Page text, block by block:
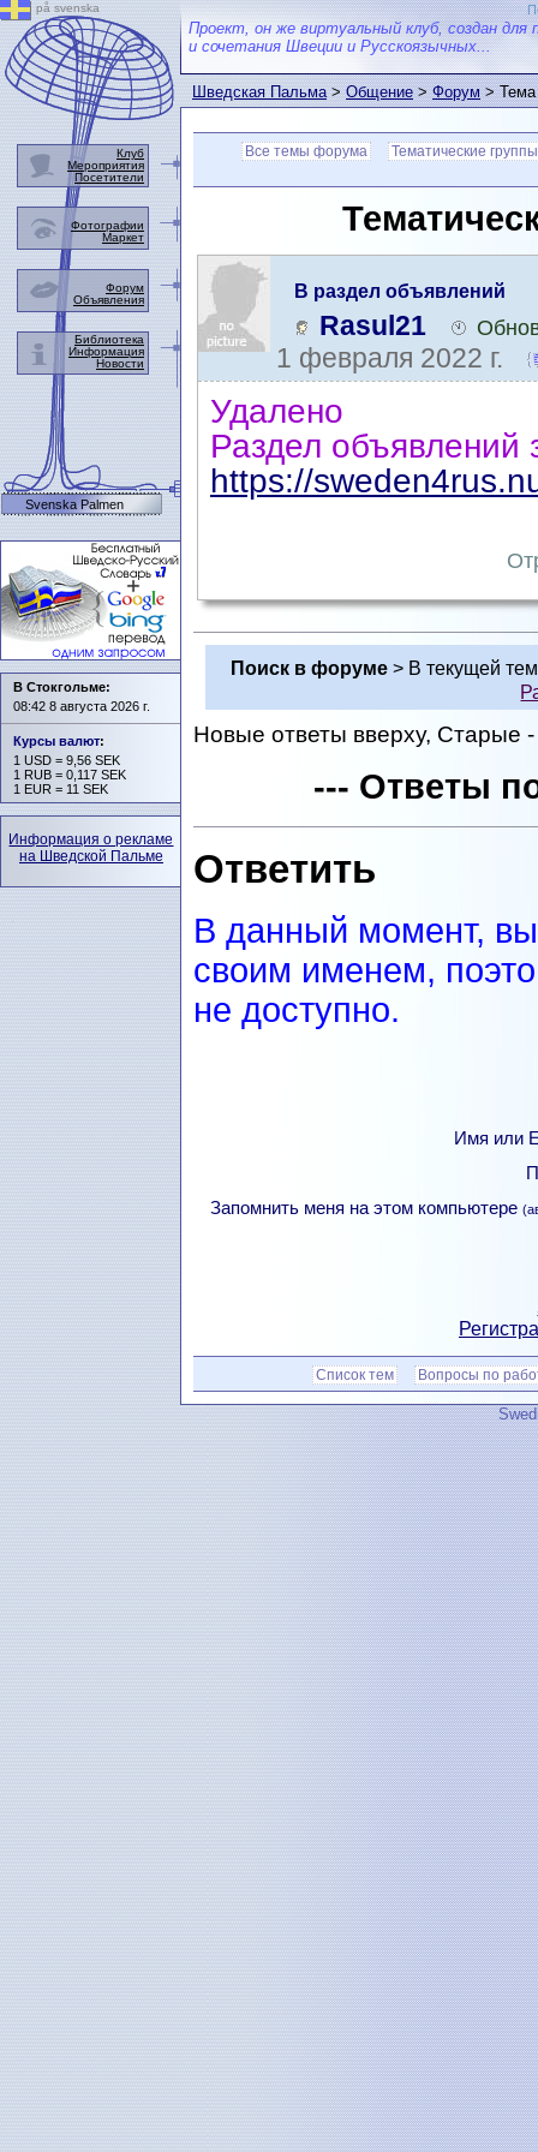
Проект, он же виртуальный клуб, создан для
и сочетания Швеции и Русскоязычных...
Шведская Пальма>Общение>Форум>
Все темы форума Тематические группы
В раздел объявлений
Rasul21
1 февраля 2022 г.
Удалено
Раздел объявлений
https://
Поиск в форуме > В текущей
Новые ответы вверху, Старые -
--- Ответы
Ответить
В данный момент,
своим именем,
не доступно.
Имя или
Запомнить меня на этом компьютере
Список тем Вопросы по
på svenska
Клуб
Мероприятия
Посетители
Фотографии
Маркет
Форум
Объявления
Библиотека
Информация
Новости
Svenska Palmen
В Стокгольме:
08:42 8 августа 2026 г.
Курсы валют:
1 USD = 9,56 SEK
1 RUB = 0,117 SEK
1 EUR = 11 SEK
Информация о рекламе
на Шведской Пальме